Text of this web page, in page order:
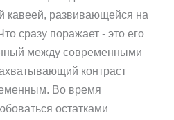
кавеей, развивающейся на
сразу поражает - это его
между современными
контраст
Во время
остатками